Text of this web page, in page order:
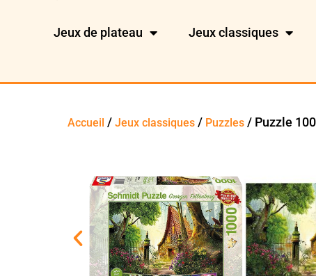
Jeux de plateau Jeux classiques
Accueil /Jeux classiques / Puzzles / Puzzle